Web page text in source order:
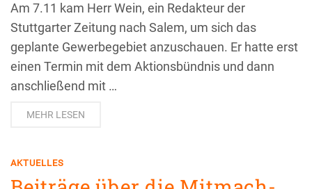
Am 7.11 kam Herr Wein, ein Redakteur der
Stuttgarter Zeitung nach Salem, um sich das
geplante Gewerbegebiet anzuschauen. Er hatte erst
einen Termin mit dem Aktionsbündnis und dann
anschließend mit …
MEHR LESEN
AKTUELLES